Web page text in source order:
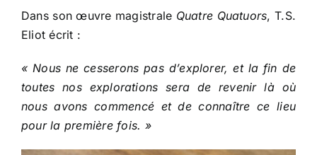
Dans son œuvre magistrale Quatre Quatuors, T.S.
Eliot écrit :
« Nous ne cesserons pas d’explorer, et la fin de
toutes nos explorations sera de revenir là où
nous avons commencé et de connaître ce lieu
pour la première fois. »